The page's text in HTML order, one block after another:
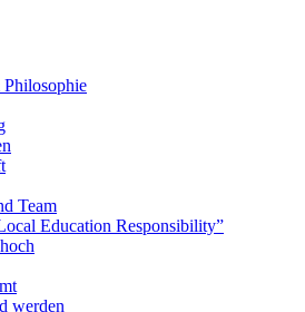
Team
Education Responsibility”
werden